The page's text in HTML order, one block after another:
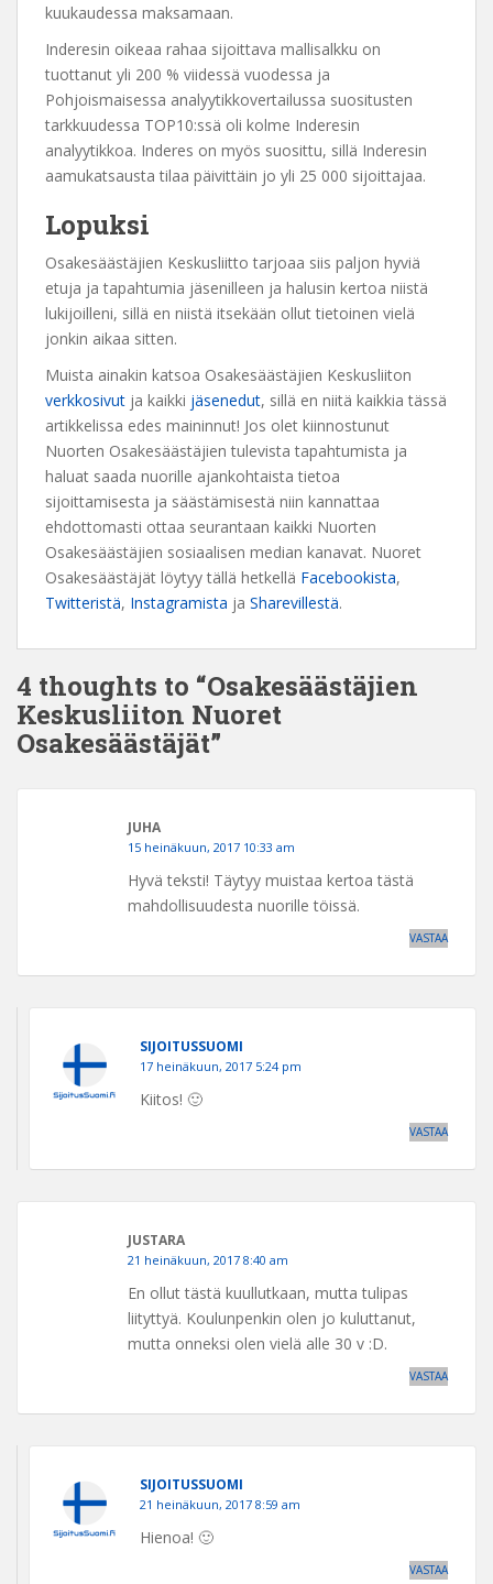
kuukaudessa maksamaan.
Inderesin oikeaa rahaa sijoittava mallisalkku on
tuottanut yli 200 % viidessä vuodessa ja
Pohjoismaisessa analyytikkovertailussa suositusten
tarkkuudessa TOP10:ssä oli kolme Inderesin
analyytikkoa. Inderes on myös suosittu, sillä Inderesin
aamukatsausta tilaa päivittäin jo yli 25 000 sijoittajaa.
Lopuksi
Osakesäästäjien Keskusliitto tarjoaa siis paljon hyviä
etuja ja tapahtumia jäsenilleen ja halusin kertoa niistä
lukijoilleni, sillä en niistä itsekään ollut tietoinen vielä
jonkin aikaa sitten.
Muista ainakin katsoa Osakesäästäjien Keskusliiton
verkkosivut ja kaikki jäsenedut, sillä en niitä kaikkia tässä
artikkelissa edes maininnut! Jos olet kiinnostunut
Nuorten Osakesäästäjien tulevista tapahtumista ja
haluat saada nuorille ajankohtaista tietoa
sijoittamisesta ja säästämisestä niin kannattaa
ehdottomasti ottaa seurantaan kaikki Nuorten
Osakesäästäjien sosiaalisen median kanavat. Nuoret
Osakesäästäjät löytyy tällä hetkellä Facebookista,
Twitteristä, Instagramista ja Sharevillestä.
4 thoughts to “Osakesäästäjien
Keskusliiton Nuoret
Osakesäästäjät”
JUHA
15 heinäkuun, 2017 10:33 am
Hyvä teksti! Täytyy muistaa kertoa tästä
mahdollisuudesta nuorille töissä.
VASTAA
SIJOITUSSUOMI
17 heinäkuun, 2017 5:24 pm
Kiitos! 🙂
VASTAA
JUSTARA
21 heinäkuun, 2017 8:40 am
En ollut tästä kuullutkaan, mutta tulipas
liityttyä. Koulunpenkin olen jo kuluttanut,
mutta onneksi olen vielä alle 30 v :D.
VASTAA
SIJOITUSSUOMI
21 heinäkuun, 2017 8:59 am
Hienoa! 🙂
VASTAA